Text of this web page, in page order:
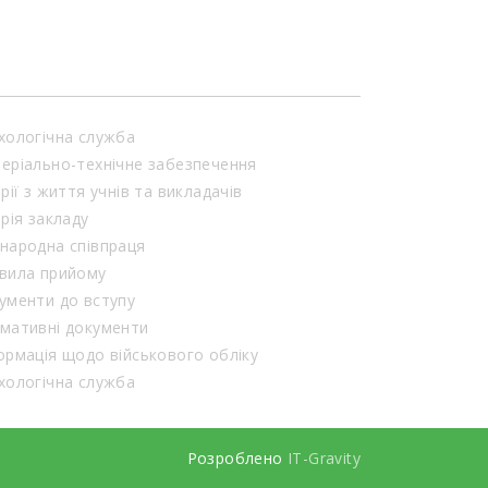
служба
технічне забезпечення
з життя учнів та викладачів
закладу
співпраця
прийому
до вступу
документи
щодо військового обліку
служба
Розроблено IT-Gravity